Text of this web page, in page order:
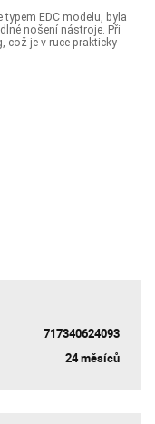
EDC modelu, byla
nošení nástroje. Při
což je v ruce prakticky
717340624093
24 měsíců